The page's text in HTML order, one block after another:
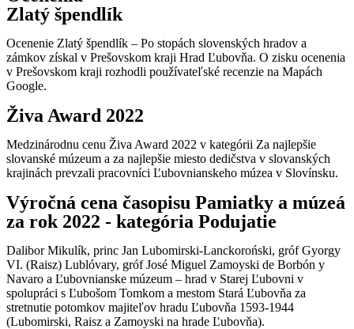
Zlatý špendlík
Ocenenie Zlatý špendlík – Po stopách slovenských hradov a
zámkov získal v Prešovskom kraji Hrad Ľubovňa. O zisku ocenenia
v Prešovskom kraji rozhodli používateľské recenzie na Mapách
Google.
Živa Award 2022
Medzinárodnu cenu Živa Award 2022 v kategórii Za najlepšie
slovanské múzeum a za najlepšie miesto dedičstva v slovanských
krajinách prevzali pracovníci Ľubovnianskeho múzea v Slovínsku.
Výročná cena časopisu Pamiatky a múzeá
za rok 2022 - kategória Podujatie
Dalibor Mikulík, princ Jan Lubomirski-Lanckoroński, gróf Gyorgy
VI. (Raisz) Lublóvary, gróf José Miguel Zamoyski de Borbón y
Navaro a Ľubovnianske múzeum – hrad v Starej Ľubovni v
spolupráci s Ľubošom Tomkom a mestom Stará Ľubovňa za
stretnutie potomkov majiteľov hradu Ľubovňa 1593-1944
(Lubomirski, Raisz a Zamoyski na hrade Ľubovňa).